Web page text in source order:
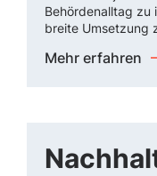
Behördenalltag zu
breite Umsetzung
Mehr erfahren